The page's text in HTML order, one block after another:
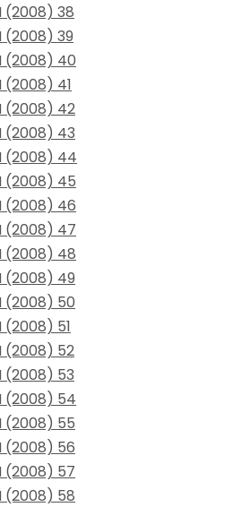
(2008) 38
(2008) 39
(2008) 40
(2008) 41
(2008) 42
(2008) 43
(2008) 44
(2008) 45
(2008) 46
(2008) 47
(2008) 48
(2008) 49
(2008) 50
(2008) 51
(2008) 52
(2008) 53
(2008) 54
(2008) 55
(2008) 56
(2008) 57
(2008) 58